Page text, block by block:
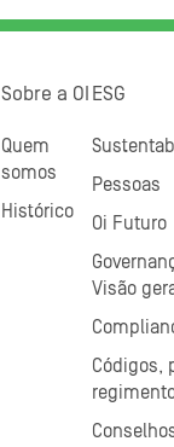
Sobre a OI
Quem
somos
Histórico
ESG
Pessoas
Oi Futuro
Visão
Códigos,